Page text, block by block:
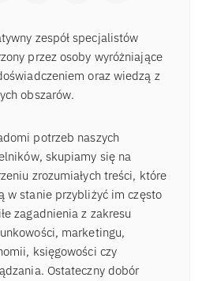
zespół specjalistów
przez osoby wyróżniające
oraz wiedzą z
obszarów.
potrzeb naszych
skupiamy się na
zrozumiałych treści, które
w stanie przybliżyć im często
zagadnienia z zakresu
marketingu,
księgowości czy
Ostateczny dobór